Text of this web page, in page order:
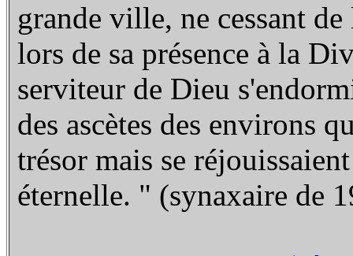
grande ville, ne cessant
lors de sa présence à la
serviteur de Dieu
des ascètes des environs
trésor mais se
éternelle. " (synaxaire de